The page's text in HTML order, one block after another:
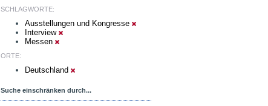
SCHLAGWORTE:
Ausstellungen und Kongresse
Interview
Messen
ORTE:
Deutschland
Suche einschränken durch...